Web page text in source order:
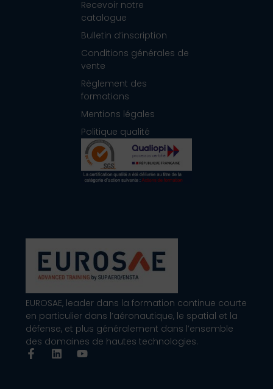
EUROSAE, leader dans la formation continue courte
en particulier dans l’aéronautique, le spatial et la
défense, et plus généralement dans l’ensemble
des domaines de hautes technologies.
Recevoir notre
catalogue
Bulletin d’inscription
Conditions générales de
vente
Règlement des
formations
Mentions légales
Politique qualité